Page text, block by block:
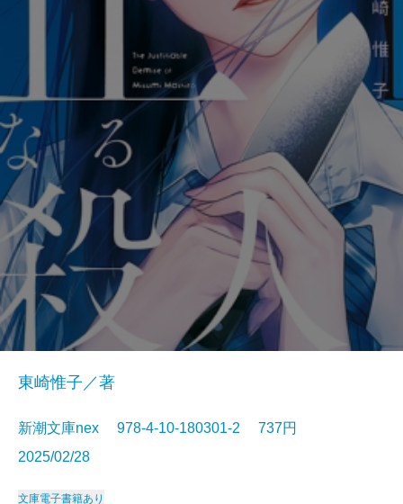
東崎惟子／著
新潮文庫nex 978-4-10-180301-2 737円
2025/02/28
文庫電子書籍あり